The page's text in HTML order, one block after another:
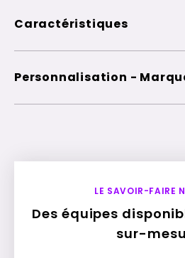
Caractéristiques
Personnalisation -
LE SAVOIR-FAIRE
Des équipes
sur-